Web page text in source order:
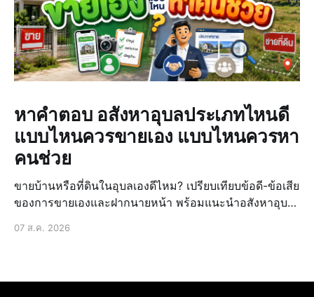
หาคำตอบ อสังหาอุบลประเภทไหนดี
แบบไหนควรขายเอง แบบไหนควรหา
คนช่วย
ขายบ้านหรือที่ดินในอุบลเองดีไหม? เปรียบเทียบข้อดี-ข้อเสีย
ของการขายเองและฝากนายหน้า พร้อมแนะนำอสังหาอุบล
07 ส.ค. 2026